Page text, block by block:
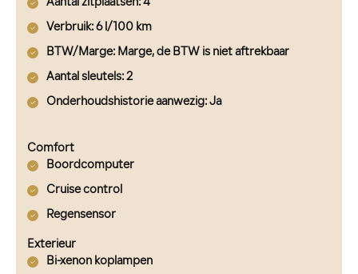
Aantal zitplaatsen: 4
Verbruik: 6 l/100 km
BTW/Marge: Marge, de BTW is niet aftrekbaar
Aantal sleutels: 2
Onderhoudshistorie aanwezig: Ja
Comfort
Boordcomputer
Cruise control
Regensensor
Exterieur
Bi-xenon koplampen